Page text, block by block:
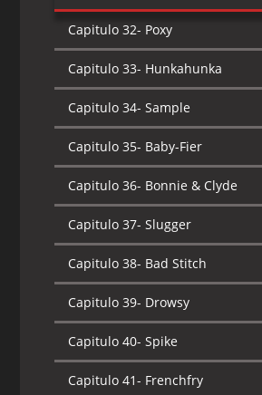
Capitulo 32- Poxy
Capitulo 33- Hunkahunka
Capitulo 34- Sample
Capitulo 35- Baby-Fier
Capitulo 36- Bonnie & Clyde
Capitulo 37- Slugger
Capitulo 38- Bad Stitch
Capitulo 39- Drowsy
Capitulo 40- Spike
Capitulo 41- Frenchfry